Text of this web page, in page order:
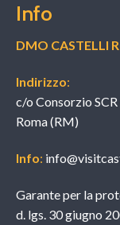
Info
DMO CASTELLI
Indirizzo:
c/o Consorzio
Roma (RM)
Info:
Garante per la
d. lgs. 30 giugno